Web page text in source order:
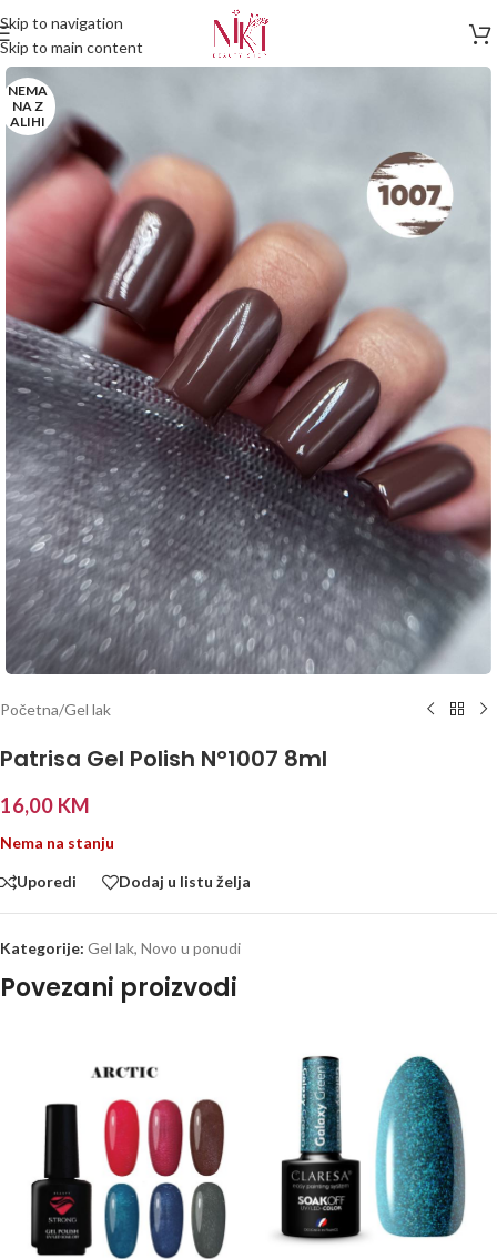
Skip to navigation
Skip to main content
NEMA
NA Z
ALIHI
Početna/Gel lak
Patrisa Gel Polish N°1007 8ml
16,00 KM
Nema na stanju
Uporedi Dodaj u listu želja
Kategorije: Gel lak, Novo u ponudi
Povezani proizvodi